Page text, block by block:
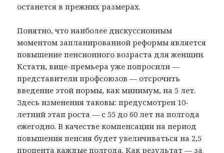
останется в прежних размерах.
Понятно, что наиболее дискуссионным
моментом запланированной реформы является
повышение пенсионного возраста для женщин.
Кстати, вице-премьера уже попросили —
представители профсоюзов — отсрочить
введение этой нормы, как минимум, на 5 лет.
Здесь изменения таковы: предусмотрен 10-
летний этап роста — с 55 до 60 лет на полгода
ежегодно. В качестве компенсации на период
повышения пенсия будет увеличиваться на 2,5
процента каждые полгода. Как результат — за